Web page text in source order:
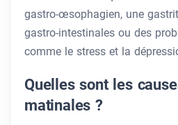
gastro-œsophagien, une
gastro-intestinales ou des
comme le stress et la
Quelles sont les
matinales ?